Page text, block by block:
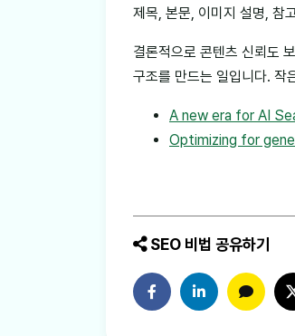
제목, 본문, 이미지 설명, 참
결론적으로 콘텐츠 신뢰도
구조를 만드는 일입니다. 작
A new era for AI
Optimizing for
SEO 비법 공유하기
페이스북에 공유하기
링크드인에 공유
카카오